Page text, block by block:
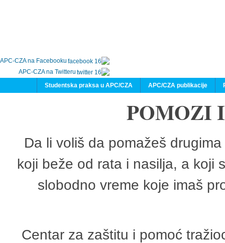
APC-CZA na Facebooku
APC-CZA na Twitteru
APC/CZA publikacije
Studentska praksa u APC/CZA
POMOZI
Da li voliš da pomažeš
koji beže od rata i nasilja, a koji
slobodno vreme koje imaš
Centar za zaštitu i pomoć